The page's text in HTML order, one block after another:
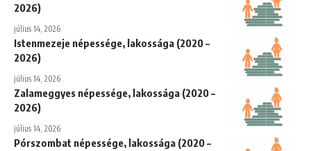
2026)
július 14, 2026
Istenmezeje népessége, lakossága (2020 –
2026)
július 14, 2026
Zalameggyes népessége, lakossága (2020 –
2026)
július 14, 2026
Pórszombat népessége, lakossága (2020 –